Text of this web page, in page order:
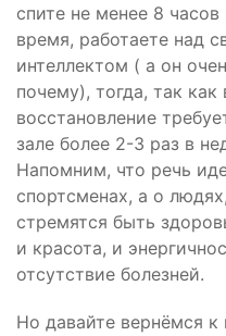
спите не менее 8
время, работаете над
интеллектом ( а он
почему), тогда, так
восстановление
зале более 2-3 раз в
Напомним, что речь
спортсменах, а о
стремятся быть
и красота, и
отсутствие болезней.
Но давайте вернёмся к